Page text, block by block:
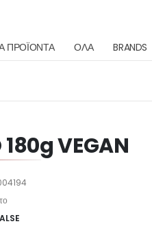
ΠΡΟΪΟΝΤΑ ΟΛΑ BRANDS
180g VEGAN